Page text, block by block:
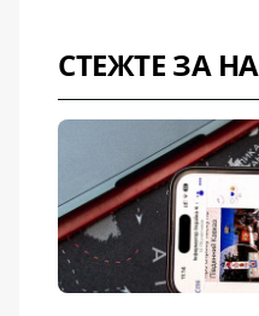
СТЕЖТЕ ЗА